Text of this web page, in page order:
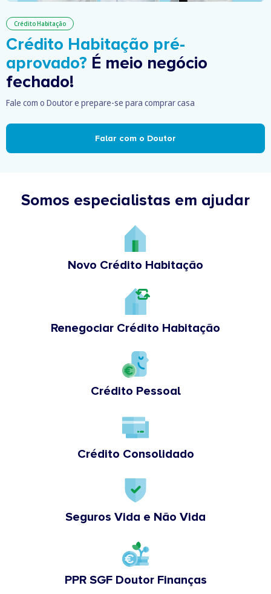
Crédito Habitação
Crédito Habitação pré-
aprovado? É meio negócio
fechado!
Fale com o Doutor e prepare-se para comprar casa
Falar com o Doutor
Somos especialistas em ajudar
Novo Crédito Habitação
Renegociar Crédito Habitação
Crédito Pessoal
Crédito Consolidado
Seguros Vida e Não Vida
PPR SGF Doutor Finanças